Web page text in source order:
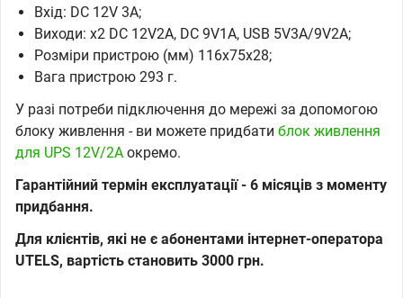
Вхід: DC 12V 3A;
Виходи: x2 DC 12V2A, DC 9V1A, USB 5V3A/9V2A;
Розміри пристрою (мм) 116x75x28;
Вага пристрою 293 г.
У разі потреби підключення до мережі за допомогою
блоку живлення - ви можете придбати блок живлення
для UPS 12V/2A окремо.
Гарантійний термін експлуатації - 6 місяців з моменту
придбання.
Для клієнтів, які не є абонентами інтернет-оператора
UTELS, вартість становить 3000 грн.